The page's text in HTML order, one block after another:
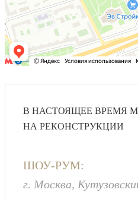
В НАСТОЯЩЕЕ ВРЕМЯ
НА РЕКОНСТРУКЦИИ
ШОУ-РУМ:
г. Москва,